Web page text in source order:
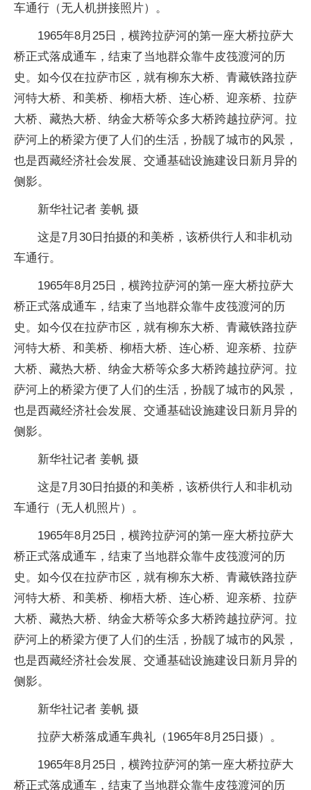
车通行（无人机拼接照片）。
1965年8月25日，横跨拉萨河的第一座大桥拉萨大
桥正式落成通车，结束了当地群众靠牛皮筏渡河的历
史。如今仅在拉萨市区，就有柳东大桥、青藏铁路拉萨
河特大桥、和美桥、柳梧大桥、连心桥、迎亲桥、拉萨
大桥、藏热大桥、纳金大桥等众多大桥跨越拉萨河。拉
萨河上的桥梁方便了人们的生活，扮靓了城市的风景，
也是西藏经济社会发展、交通基础设施建设日新月异的
侧影。
新华社记者 姜帆 摄
这是7月30日拍摄的和美桥，该桥供行人和非机动
车通行。
1965年8月25日，横跨拉萨河的第一座大桥拉萨大
桥正式落成通车，结束了当地群众靠牛皮筏渡河的历
史。如今仅在拉萨市区，就有柳东大桥、青藏铁路拉萨
河特大桥、和美桥、柳梧大桥、连心桥、迎亲桥、拉萨
大桥、藏热大桥、纳金大桥等众多大桥跨越拉萨河。拉
萨河上的桥梁方便了人们的生活，扮靓了城市的风景，
也是西藏经济社会发展、交通基础设施建设日新月异的
侧影。
新华社记者 姜帆 摄
这是7月30日拍摄的和美桥，该桥供行人和非机动
车通行（无人机照片）。
1965年8月25日，横跨拉萨河的第一座大桥拉萨大
桥正式落成通车，结束了当地群众靠牛皮筏渡河的历
史。如今仅在拉萨市区，就有柳东大桥、青藏铁路拉萨
河特大桥、和美桥、柳梧大桥、连心桥、迎亲桥、拉萨
大桥、藏热大桥、纳金大桥等众多大桥跨越拉萨河。拉
萨河上的桥梁方便了人们的生活，扮靓了城市的风景，
也是西藏经济社会发展、交通基础设施建设日新月异的
侧影。
新华社记者 姜帆 摄
拉萨大桥落成通车典礼（1965年8月25日摄）。
1965年8月25日，横跨拉萨河的第一座大桥拉萨大
桥正式落成通车，结束了当地群众靠牛皮筏渡河的历